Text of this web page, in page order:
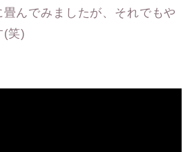
んでみましたが、それでもや
(笑)